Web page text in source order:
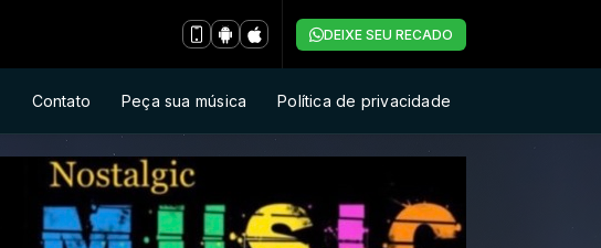
DEIXE SEU RECADO
Contato Peça sua música Política de privacidade